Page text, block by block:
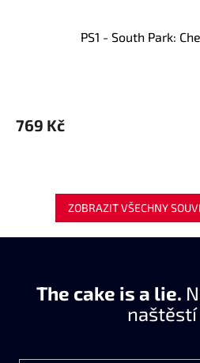
PS1 - South Park:
769 Kč
ZOBRAZIT VŠECHNY
The cake is a lie.
naštěstí